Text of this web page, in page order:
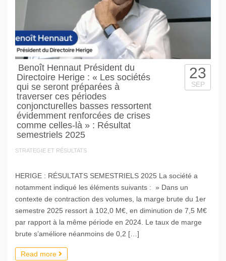
Benoît Hennaut Président du
Directoire Herige : « Les sociétés
qui se seront préparées à
traverser ces périodes
conjoncturelles basses ressortent
évidemment renforcées de crises
comme celles-là » : Résultat
semestriels 2025
STRATEGIE ET RÉSULTATS
23
SEP
HERIGE : RÉSULTATS SEMESTRIELS 2025 La société a
notamment indiqué les éléments suivants : » Dans un
contexte de contraction des volumes, la marge brute du 1er
semestre 2025 ressort à 102,0 M€, en diminution de 7,5 M€
par rapport à la même période en 2024. Le taux de marge
brute s’améliore néanmoins de 0,2 […]
Read more